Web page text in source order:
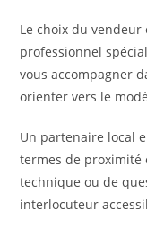
Le choix du
professionnel
vous accompagner
orienter vers le
Un partenaire local
termes de proximité
technique ou de
interlocuteur